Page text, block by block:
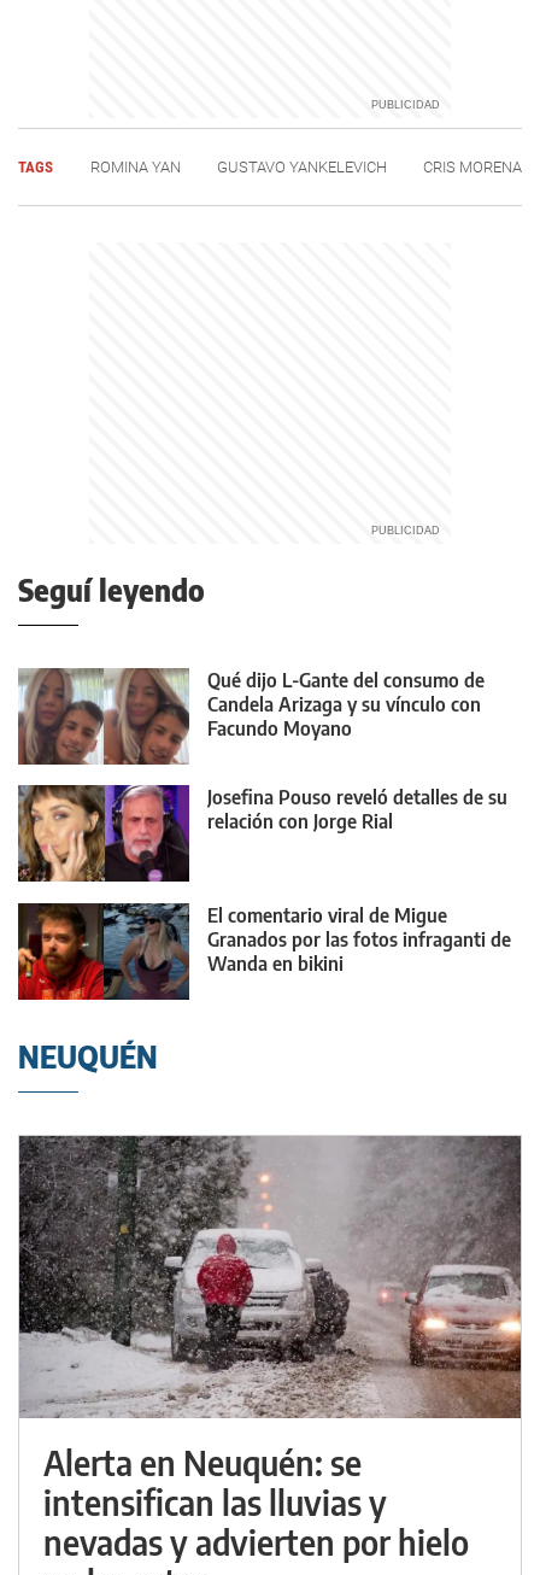
TAGS ROMINA YAN GUSTAVO YANKELEVICH CRIS MORENA
Seguí leyendo
Qué dijo L-Gante del consumo de
Candela Arizaga y su vínculo con
Facundo Moyano
Josefina Pouso reveló detalles de su
relación con Jorge Rial
El comentario viral de Migue
Granados por las fotos infraganti de
Wanda en bikini
NEUQUÉN
Alerta en Neuquén: se
intensifican las lluvias y
nevadas y advierten por hielo